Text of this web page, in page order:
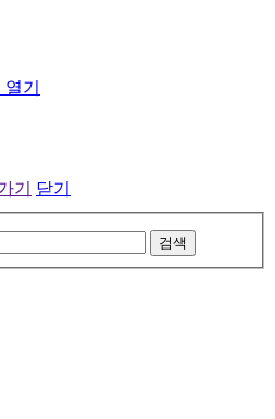
기
기
닫기
검색